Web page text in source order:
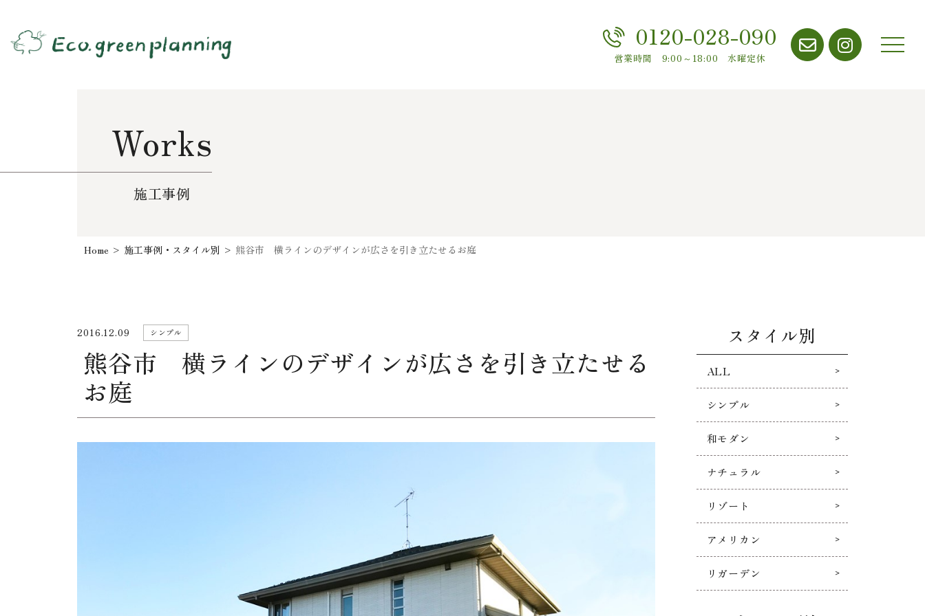
0120-028-090
営業時間 9:00～18:00 水曜定休
メニ
Works
施工事例
Home > 施工事例・スタイル別 > 熊谷市 横ラインのデザインが広さを引き立たせるお庭
2016.12.09 シンプル
熊谷市 横ラインのデザインが広さを引き立たせる
お庭
スタイル別
ALL
シンプル
和モダン
ナチュラル
リゾート
アメリカン
リガーデン